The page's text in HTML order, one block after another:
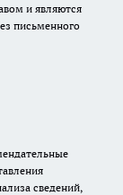
и являются
письменного
сведений,